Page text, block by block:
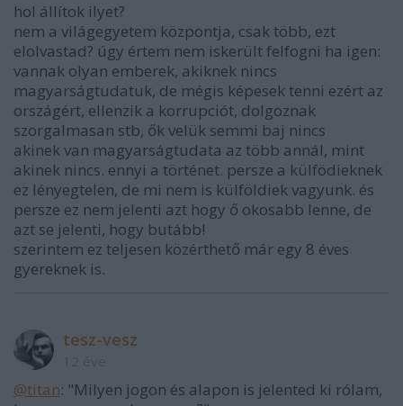
hol állítok ilyet?
nem a világegyetem központja, csak több, ezt
elolvastad? úgy értem nem iskerült felfogni ha igen:
vannak olyan emberek, akiknek nincs
magyarságtudatuk, de mégis képesek tenni ezért az
országért, ellenzik a korrupciót, dolgoznak
szorgalmasan stb, ők velük semmi baj nincs
akinek van magyarságtudata az több annál, mint
akinek nincs. ennyi a történet. persze a külfödieknek
ez lényegtelen, de mi nem is külföldiek vagyunk. és
persze ez nem jelenti azt hogy ő okosabb lenne, de
azt se jelenti, hogy butább!
szerintem ez teljesen közérthető már egy 8 éves
gyereknek is.
tesz-vesz
@titan: "Milyen jogon és alapon is jelented ki rólam,